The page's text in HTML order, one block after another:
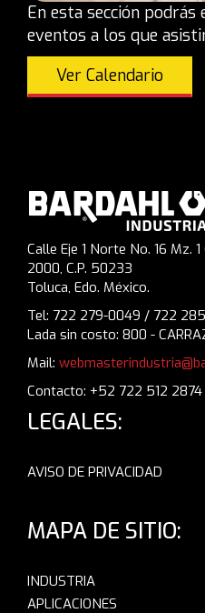
En esta sección
eventos a los que
Ver Calendario
Calle Eje 1 Norte No. 16 Mz.
2000, C.P. 50233
Toluca, Edo. México.
Tel: 722 279-0049 / 722
Lada sin costo: 800 -
Mail:
Contacto: +52 722 512 2874
LEGALES:
AVISO DE PRIVACIDAD
MAPA DE SITIO:
INDUSTRIA
APLICACIONES